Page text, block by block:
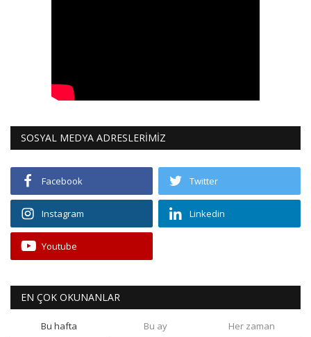
SOSYAL MEDYA ADRESLERİMİZ
Facebook Twitter
Instagram Linkedin
Youtube
EN ÇOK OKUNANLAR
Bu hafta Bu ay Her zaman